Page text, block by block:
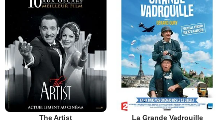
The Artist La Grande Vadrouille